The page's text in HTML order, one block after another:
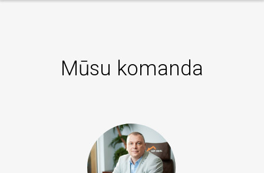
Mūsu komanda